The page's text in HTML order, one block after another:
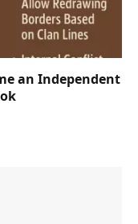
an Independent